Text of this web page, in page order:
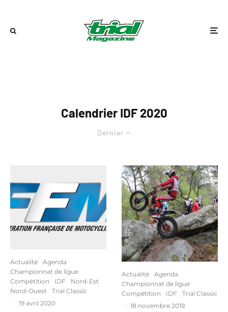
Calendrier IDF 2020
Dernier
Actualité
Agenda
Championnat de ligue
Compétition
IDF
Nord-Est
Nord-Ouest
Trial Classic
· 19 avril 2020
Actualité
Agenda
Championnat de ligue
Compétition
IDF
Trial Classic
· 18 novembre 2019